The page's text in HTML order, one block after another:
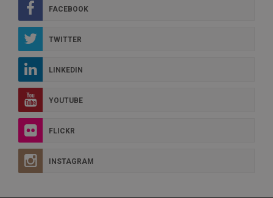
FACEBOOK
TWITTER
LINKEDIN
YOUTUBE
FLICKR
INSTAGRAM